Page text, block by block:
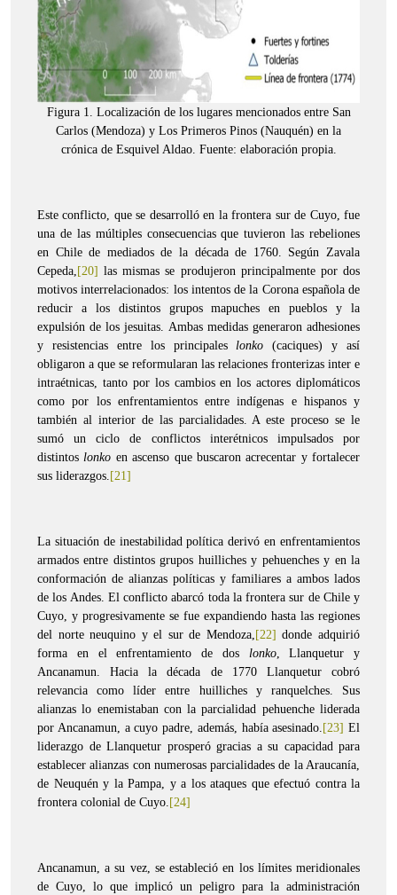
Figura 1. Localización de los lugares mencionados entre San
Carlos (Mendoza) y Los Primeros Pinos (Nauquén) en la
crónica de Esquivel Aldao. Fuente: elaboración propia.
Este conflicto, que se desarrolló en la frontera sur de Cuyo, fue
una de las múltiples consecuencias que tuvieron las rebeliones
en Chile de mediados de la década de 1760. Según Zavala
Cepeda, [20] las mismas se produjeron principalmente por dos
motivos interrelacionados: los intentos de la Corona española de
reducir a los distintos grupos mapuches en pueblos y la
expulsión de los jesuitas. Ambas medidas generaron adhesiones
y resistencias entre los principaleslonko(caciques) y así
obligaron a que se reformularan las relaciones fronterizas inter e
intraétnicas, tanto por los cambios en los actores diplomáticos
como por los enfrentamientos entre indígenas e hispanos y
también al interior de las parcialidades. A este proceso se le
sumó un ciclo de conflictos interétnicos impulsados por
distintoslonko en ascenso que buscaron acrecentar y fortalecer
sus liderazgos. [21]
La situación de inestabilidad política derivó en enfrentamientos
armados entre distintos grupos huilliches y pehuenches y en la
conformación de alianzas políticas y familiares a ambos lados
de los Andes. El conflicto abarcó toda la frontera sur de Chile y
Cuyo, y progresivamente se fue expandiendo hasta las regiones
del norte neuquino y el sur de Mendoza, [22] donde adquirió
forma en el enfrentamiento de dos lonko, Llanquetur y
Ancanamun. Hacia la década de 1770 Llanquetur cobró
relevancia como líder entre huilliches y ranquelches. Sus
alianzas lo enemistaban con la parcialidad pehuenche liderada
por Ancanamun, a cuyo padre, además, había asesinado. [23] El
liderazgo de Llanquetur prosperó gracias a su capacidad para
establecer alianzas con numerosas parcialidades de la Araucanía,
de Neuquén y la Pampa, y a los ataques que efectuó contra la
frontera colonial de Cuyo. [24]
Ancanamun, a su vez, se estableció en los límites meridionales
de Cuyo, lo que implicó un peligro para la administración